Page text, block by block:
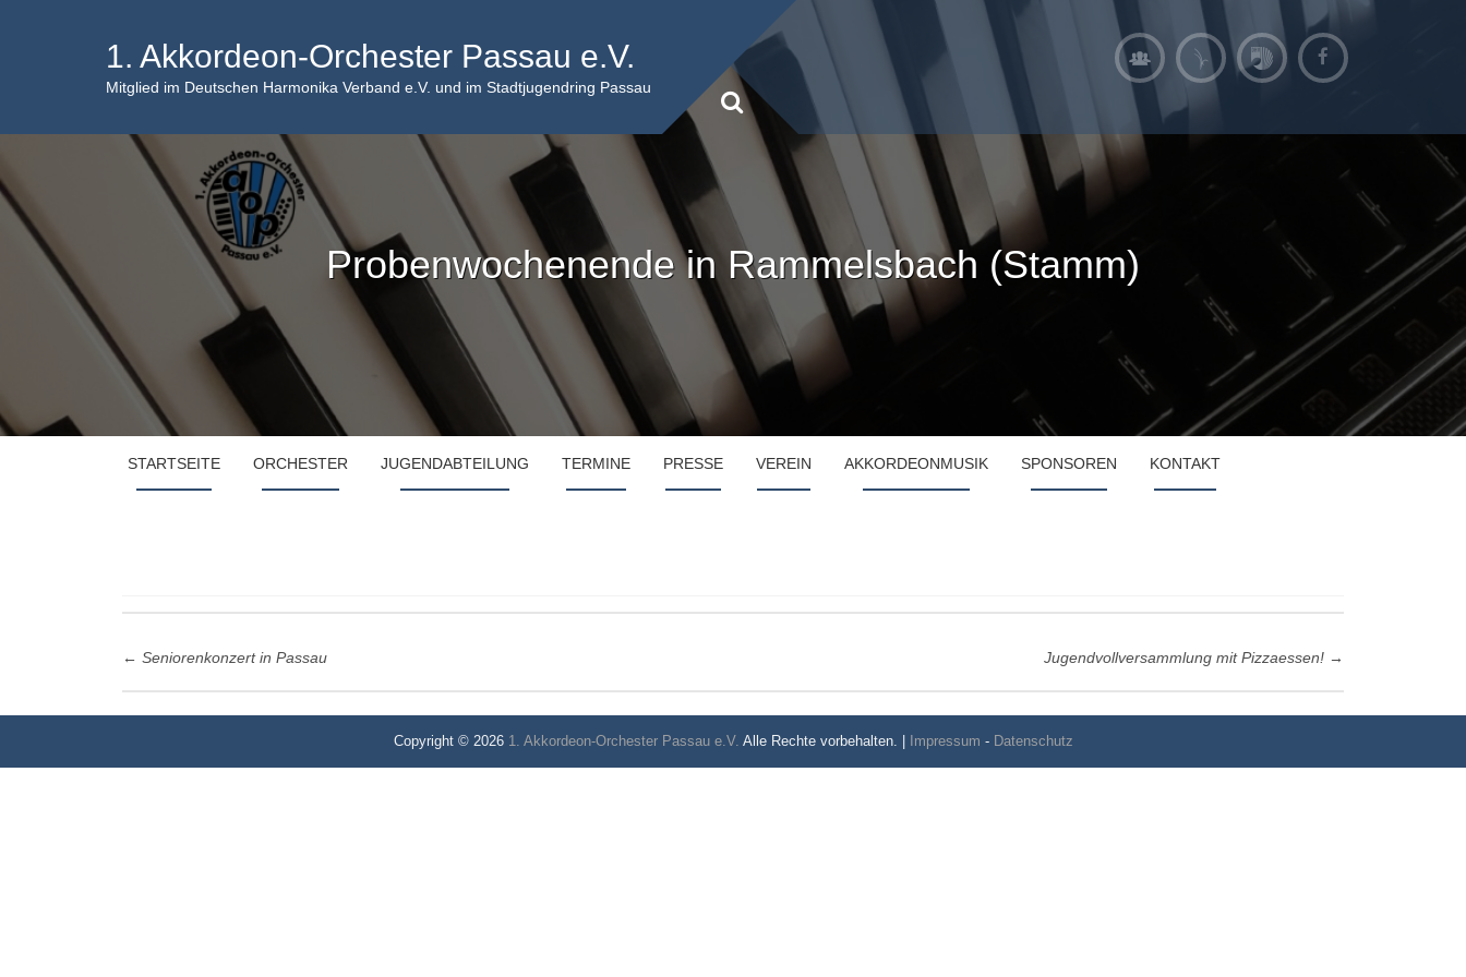
1. Akkordeon-Orchester Passau e.V.
Mitglied im Deutschen Harmonika Verband e.V. und im Stadtjugendring Passau
Probenwochenende in Rammelsbach (Stamm)
STARTSEITE ORCHESTER JUGENDABTEILUNG TERMINE PRESSE VEREIN AKKORDEONMUSIK SPONSOREN KONTAKT
navigation
← Seniorenkonzert in Passau Jugendvollversammlung mit Pizzaessen! →
Copyright © 2026 1. Akkordeon-Orchester Passau e.V. Alle Rechte vorbehalten. | Impressum - Datenschutz